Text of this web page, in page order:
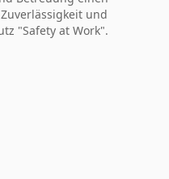
und
"Safety at Work".